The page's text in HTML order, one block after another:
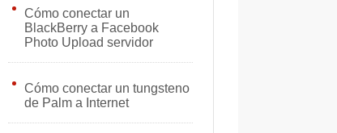
Cómo conectar un
BlackBerry a Facebook
Photo Upload servidor
Cómo conectar un tungsteno
de Palm a Internet